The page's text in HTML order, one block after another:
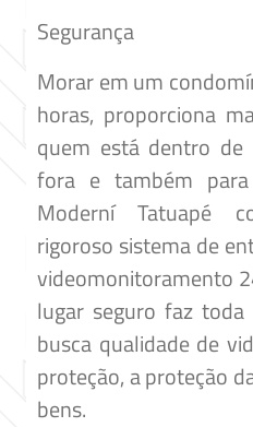
Segurança
Morar em um
horas, proporciona
quem está dentro
fora e também
Moderní Tatuapé
rigoroso sistema de
videomonitoramento
lugar seguro faz
busca qualidade de
proteção, a proteção
bens.